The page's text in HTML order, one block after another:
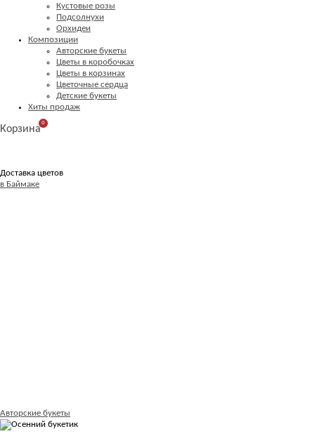
Кустовые розы
Подсолнухи
Орхидеи
Композиции
Авторские букеты
Цветы в коробочках
Цветы в корзинах
Цветочные сердца
Детские букеты
Хиты продаж
Корзина
0
Доставка цветов
в Баймаке
Авторские букеты